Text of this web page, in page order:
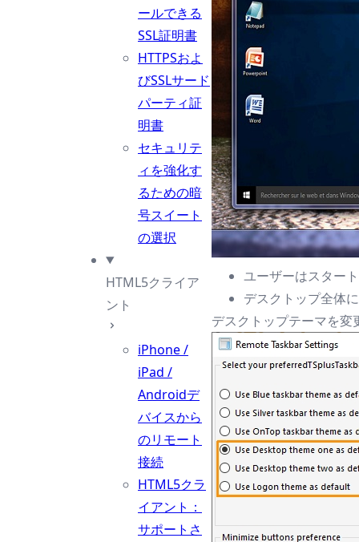
ールできる
SSL証明書
HTTPSおよ
びSSLサード
パーティ証
明書
セキュリテ
ィを強化す
るための暗
号スイート
の選択
HTML5クライア
ント
iPhone /
iPad /
Androidデ
バイスから
のリモート
接続
HTML5クラ
イアント：
サポートさ
ユーザーはスター
デスクトップ全体
デスクトップテーマを